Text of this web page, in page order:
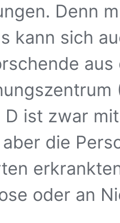
Denn
kann sich
D ist zwar
die
oder an